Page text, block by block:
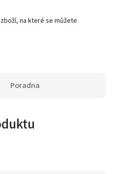
na které se můžete
Poradna